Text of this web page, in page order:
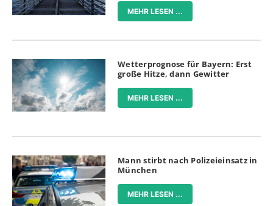
MEHR LESEN ...
Wetterprognose für Bayern: Erst
große Hitze, dann Gewitter
MEHR LESEN ...
Mann stirbt nach Polizeieinsatz in
München
MEHR LESEN ...